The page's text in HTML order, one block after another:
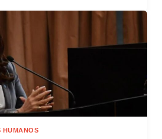
HUMANOS